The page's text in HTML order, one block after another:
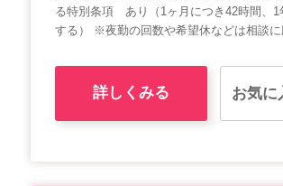
る特別条項 あり（1ヶ月につき42時間、1
する） ※夜勤の回数や希望休などは相談に
詳しくみる お気に